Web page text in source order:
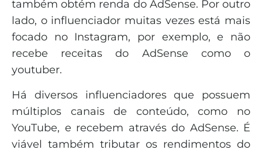
também obtém renda do AdSense. Por outro
lado, o influenciador muitas vezes está mais
focado no Instagram, por exemplo, e não
recebe receitas do AdSense como o
youtuber.
Há diversos influenciadores que possuem
múltiplos canais de conteúdo, como no
YouTube, e recebem através do AdSense. É
viável também tributar os rendimentos do